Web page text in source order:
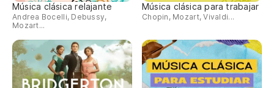
Música clásica relajante
Andrea Bocelli, Debussy,
Mozart...
Música clásica para trabajar
Chopin, Mozart, Vivaldi...